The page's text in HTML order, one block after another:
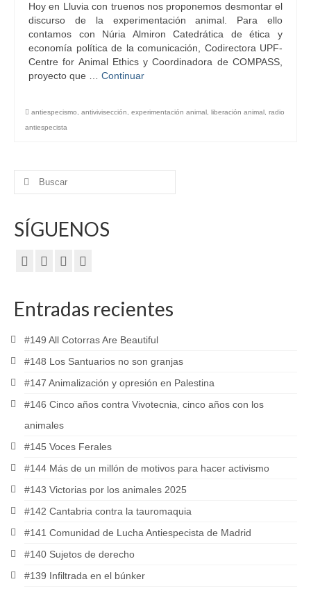
Hoy en Lluvia con truenos nos proponemos desmontar el
discurso de la experimentación animal. Para ello
contamos con Núria Almiron Catedrática de ética y
economía política de la comunicación, Codirectora UPF-
Centre for Animal Ethics y Coordinadora de COMPASS,
proyecto que … Continuar
antiespecismo, antivivisección, experimentación animal, liberación animal, radio
antiespecista
Buscar
SÍGUENOS
Entradas recientes
#149 All Cotorras Are Beautiful
#148 Los Santuarios no son granjas
#147 Animalización y opresión en Palestina
#146 Cinco años contra Vivotecnia, cinco años con los
animales
#145 Voces Ferales
#144 Más de un millón de motivos para hacer activismo
#143 Victorias por los animales 2025
#142 Cantabria contra la tauromaquia
#141 Comunidad de Lucha Antiespecista de Madrid
#140 Sujetos de derecho
#139 Infiltrada en el búnker